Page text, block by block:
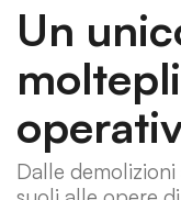
Un
Dalle